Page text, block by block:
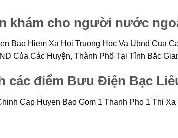
khám cho người nước
Bao Hiem Xa Hoi Truong Hoc Va Ubnd Cua
Của Các Huyện, Thành Phố Tại Tỉnh Bắc
các điểm Bưu Điện Bạc
Cap Huyen Bao Gom 1 Thanh Pho 1 Thi